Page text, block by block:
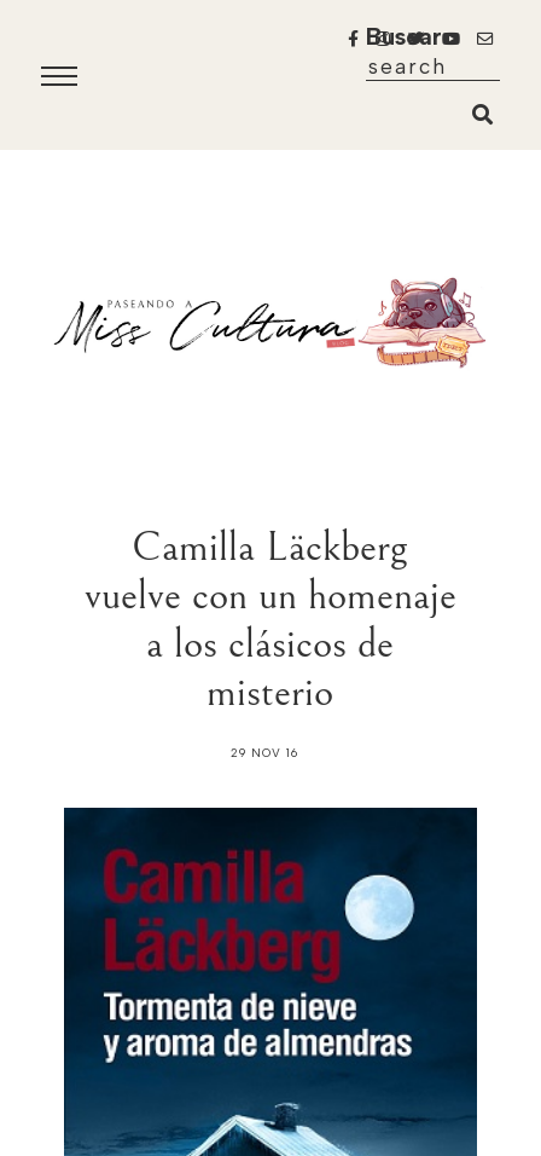
Buscar
Camilla Läckberg
vuelve con un homenaje
a los clásicos de
misterio
29 NOV 16